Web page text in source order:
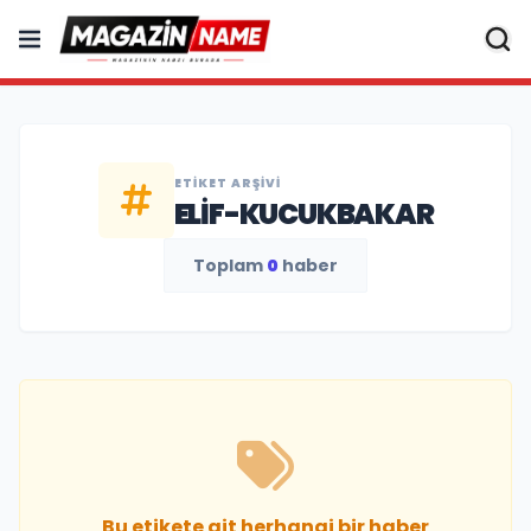
ETIKET ARŞIVI
ELIF-KUCUKBAKAR
Toplam 0 haber